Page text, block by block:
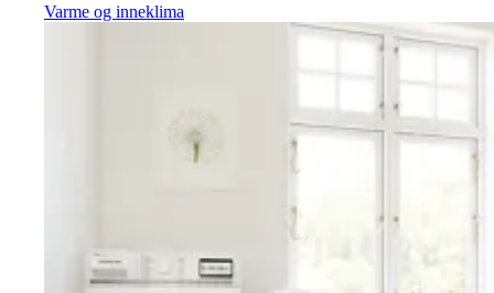
Varme og inneklima